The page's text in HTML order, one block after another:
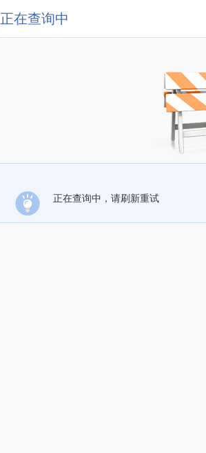
正在查询中
正在查询中，请刷新重试